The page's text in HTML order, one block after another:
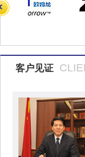
客户见证